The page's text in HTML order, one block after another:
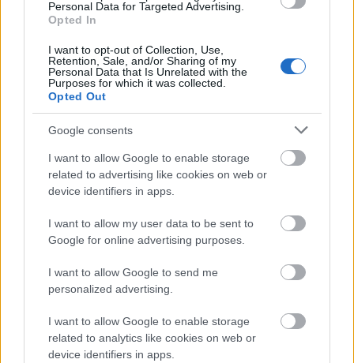
Personal Data for Targeted Advertising.
Opted In
I want to opt-out of Collection, Use,
Retention, Sale, and/or Sharing of my
Personal Data that Is Unrelated with the
Purposes for which it was collected.
Opted Out
Google consents
I want to allow Google to enable storage
related to advertising like cookies on web or
device identifiers in apps.
I want to allow my user data to be sent to
Google for online advertising purposes.
I want to allow Google to send me
personalized advertising.
I want to allow Google to enable storage
related to analytics like cookies on web or
device identifiers in apps.
Προσωπικός Βοηθός: Ανοίγουν οι
αιτήσεις στις 24 Αυγούστου – Τι
αλλάζει στο πρόγραμμα
Σωφρονιστικά καταστήματα: 416
προσλήψεις χωρίς πτυχίο - Πού κάνετε
ΕΟΠΥΥ: Επίδομα έως 150 ευρώ – Ποιοι
ασφαλισμένοι το δικαιούνται